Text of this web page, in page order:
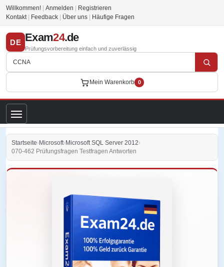
Willkommen! Anmelden
Registrieren
Kontakt
Feedback Über uns Häufige Fragen
DE Exam24.de
Prüfungsvorbereitung einfach und zuverlässig
Mein Warenkorb 0
Startseite›Microsoft›Microsoft SQL Server 2012›
070-462 Prüfungsfragen Testfragen Antworten